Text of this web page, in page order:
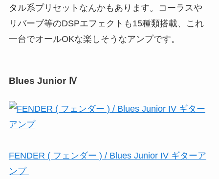
タル系プリセットなんかもあります。コーラスや
リバーブ等のDSPエフェクトも15種類搭載、これ
一台でオールOKな楽しそうなアンプです。
Blues Junior Ⅳ
FENDER ( フェンダー ) / Blues Junior IV ギターア
ンプ